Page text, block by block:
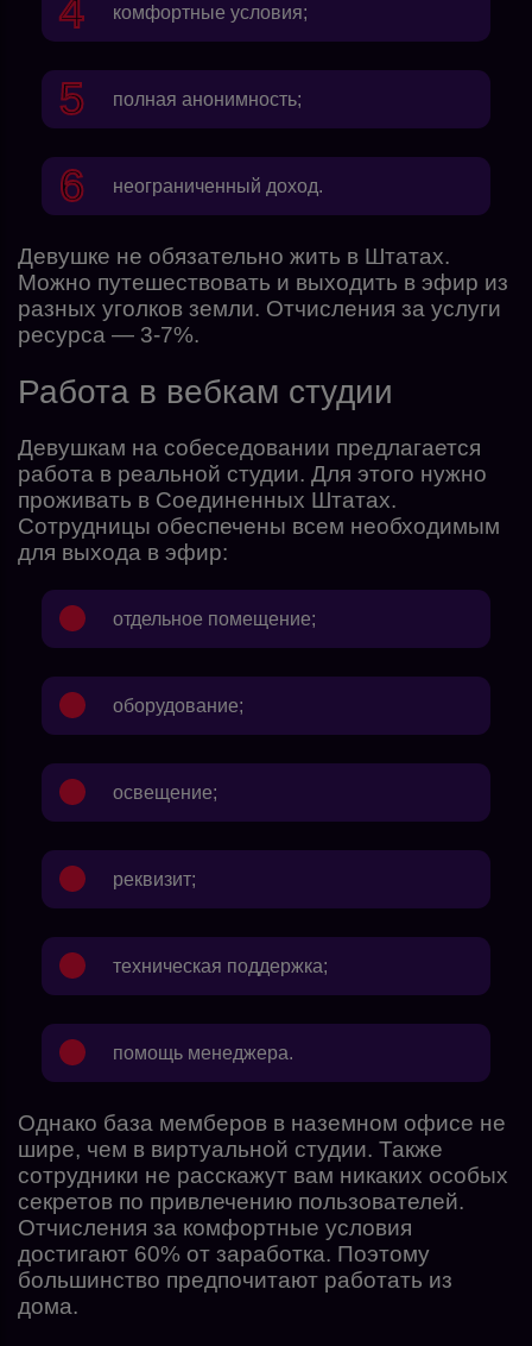
комфортные условия;
полная анонимность;
неограниченный доход.
Девушке не обязательно жить в Штатах.
Можно путешествовать и выходить в эфир из
разных уголков земли. Отчисления за услуги
ресурса — 3-7%.
Работа в вебкам студии
Девушкам на собеседовании предлагается
работа в реальной студии. Для этого нужно
проживать в Соединенных Штатах.
Сотрудницы обеспечены всем необходимым
для выхода в эфир:
отдельное помещение;
оборудование;
освещение;
реквизит;
техническая поддержка;
помощь менеджера.
Однако база мемберов в наземном офисе не
шире, чем в виртуальной студии. Также
сотрудники не расскажут вам никаких особых
секретов по привлечению пользователей.
Отчисления за комфортные условия
достигают 60% от заработка. Поэтому
большинство предпочитают работать из
дома.